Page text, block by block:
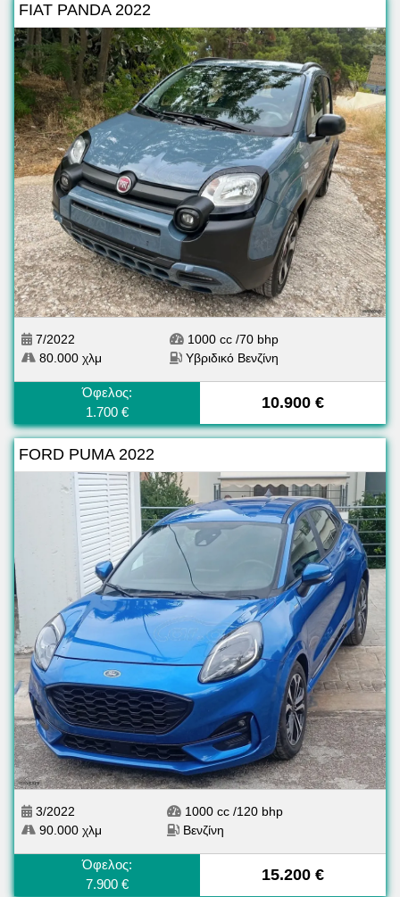
FIAT PANDA 2022
7/2022
80.000 χλμ
1000 cc /70 bhp
Υβριδικό Βενζίνη
Όφελος:
1.700 €
10.900 €
FORD PUMA 2022
3/2022
90.000 χλμ
1000 cc /120 bhp
Βενζίνη
Όφελος:
7.900 €
15.200 €